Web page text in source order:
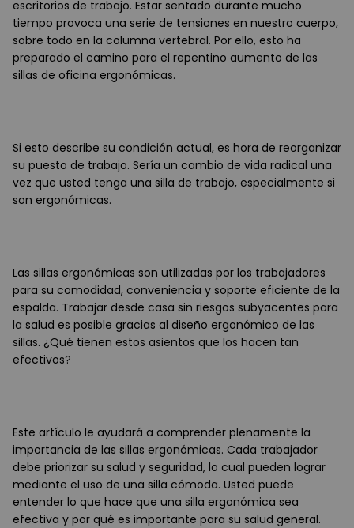
escritorios de trabajo. Estar sentado durante mucho
tiempo provoca una serie de tensiones en nuestro cuerpo,
sobre todo en la columna vertebral. Por ello, esto ha
preparado el camino para el repentino aumento de las
sillas de oficina ergonómicas.
Si esto describe su condición actual, es hora de reorganizar
su puesto de trabajo. Sería un cambio de vida radical una
vez que usted tenga una silla de trabajo, especialmente si
son ergonómicas.
Las sillas ergonómicas son utilizadas por los trabajadores
para su comodidad, conveniencia y soporte eficiente de la
espalda. Trabajar desde casa sin riesgos subyacentes para
la salud es posible gracias al diseño ergonómico de las
sillas. ¿Qué tienen estos asientos que los hacen tan
efectivos?
Este artículo le ayudará a comprender plenamente la
importancia de las sillas ergonómicas. Cada trabajador
debe priorizar su salud y seguridad, lo cual pueden lograr
mediante el uso de una silla cómoda. Usted puede
entender lo que hace que una silla ergonómica sea
efectiva y por qué es importante para su salud general.